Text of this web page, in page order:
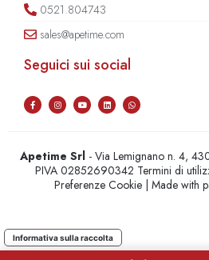
0521.804743
sales@apetime.com
Seguici sui social
Apetime Srl - Via Lemignano n. 4,
PIVA 02852690342 Termini di
Preferenze Cookie | Made with
Informativa sulla raccolta